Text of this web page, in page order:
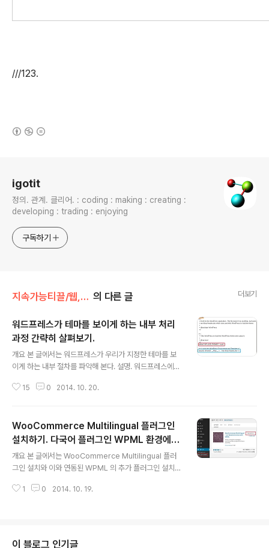
///123.
igotit
정의. 관계. 클리어. : coding : making : creating :
developing : trading : enjoying
구독하기
지속가능티끌/웹,워드프레스 의 다른 글 더보기
워드프레스가 테마를 보이게 하는 내부 처리
과정 간략히 살펴보기.
개요 본 글에서는 워드프레스가 우리가 지정한 테마를 보
이게 하는 내부 절차를 파악해 본다. 설명. 워드프레스에서
지 궁금하다. 테마의 예로 http://igotit.tistory.com/85)
간단 테마였고, 테마의 index.php 에는 아래 처럼 달랑 t
ext만 기록했었고(php코드도 아니고, html도 아님.), 테
마 만들기 시험중. 테마명 igotit Skeleton 이것이 웹에서
보일 때는 아래처럼 보였었다. 위 사이트를 보면서 -> 사이
트의 루트로 접속했는데 왜 테마폴더의 index.php가 보
이지? 이런 의문이 ..
15 0 2014. 10. 20.
WooCommerce Multilingual 플러그인
설치하기. 다국어 플러그인 WPML 환경에서
우커머스 사용시
개요 본 글에서는 WooCommerce Multilingual 플러
그인 설치와 이와 연동된 WPML 의 추가 플러그인 설치과
그인 WPML 설치하였고, 동시에 WooCommerce 를
다. 섬세하다는 말은 사용법이 복잡하다는 말과 같다. 이것
1 0 2014. 10. 19.
이 블로그 인기글